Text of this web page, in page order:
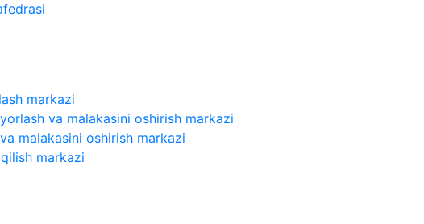
markazi
va malakasini oshirish markazi
malakasini oshirish markazi
markazi